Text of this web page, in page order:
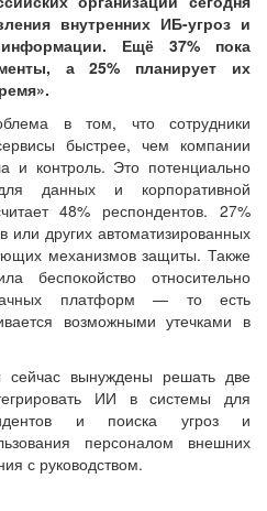
внутренних ИБ-угроз и
информации. Ещё 37% пока
а 25% планирует их
в том, что сотрудники
быстрее, чем компании
и контроль. Это потенциально
данных и корпоративной
48% респондентов. 27%
или других автоматизированных
механизмов защиты. Также
беспокойство относительно
платформ — то есть
возможными утечками в
вынуждены решать две
ИИ в системы для
и поиска угроз и
персоналом внешних
с руководством.